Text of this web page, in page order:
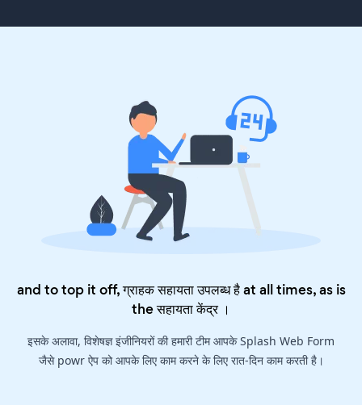
and to top it off, ग्राहक सहायता उपलब्ध है at all times, as is
theसहायता केंद्र।
इसके अलावा, विशेषज्ञ इंजीनियरों की हमारी टीम आपके Splash Web Form
जैसे powr ऐप को आपके लिए काम करने के लिए रात-दिन काम करती है।